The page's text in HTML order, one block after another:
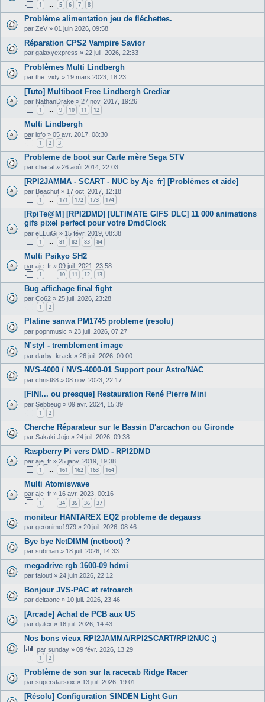
1 5 6 7 8
Problème alimentation jeu de fléchettes.
par ZeV » 01 juin 2026, 09:58
Réparation CPS2 Vampire Savior
par galaxyexpress » 22 juil. 2026, 22:33
Problèmes Multi Lindbergh
par the_vidy » 19 mars 2023, 18:23
[Tuto] Multiboot Free Lindbergh Crediar
par NathanDrake » 27 nov. 2017, 19:26
1 … 9 10 11 12
Multi Lindbergh
par lofo » 05 avr. 2017, 08:30
1 2 3
Probleme de boot sur Carte mère Sega STV
par chacal » 26 août 2014, 22:03
[RPI2JAMMA - SCART - NUC by Aje_fr] [Problèmes et aide]
par Beachut » 17 oct. 2017, 12:18
1 … 171 172 173 174
[RpiTe@M] [RPI2DMD] [ULTIMATE GIFS DLC] 11 000 animations
gifs pixel perfect pour votre DmdClock
par eLLuiGi » 15 févr. 2019, 08:38
1 81 82 83 84
Multi Psikyo SH2
par aje_fr » 09 juil. 2021, 23:58
1 10 11 12 13
Bug affichage final fight
par Co62 » 25 juil. 2026, 23:28
1 2
Platine sanwa PM1745 probleme (resolu)
par popnmusic » 23 juil. 2026, 07:27
N’styl - tremblement image
par darby_krack » 26 juil. 2026, 00:00
NVS-4000 / NVS-4000-01 Support pour Astro/NAC
par christ88 » 08 nov. 2023, 22:17
[FINI... ou presque] Restauration René Pierre Mini
par Sebbeug » 09 avr. 2024, 15:39
1 2
Cherche Réparateur sur le Bassin D'arcachon ou Gironde
par Sakaki-Jojo » 24 juil. 2026, 09:38
Raspberry Pi vers DMD - RPI2DMD
par aje_fr » 25 janv. 2019, 19:38
1 … 161 162 163 164
Multi Atomiswave
par aje_fr » 16 avr. 2023, 00:16
1 … 34 35 36 37
moniteur HANTAREX EQ2 probleme de degauss
par geronimo1979 » 20 juil. 2026, 08:46
Bye bye NetDIMM (netboot) ?
par subman » 18 juil. 2026, 14:33
megadrive rgb 1600-09 hdmi
par falouti » 24 juin 2026, 22:12
Bonjour JVS-PAC et retroarch
par deltaone » 10 juil. 2026, 23:46
[Arcade] Achat de PCB aux US
par djalex » 16 juil. 2026, 14:43
Nos bons vieux RPI2JAMMA/RPI2SCART/RPI2NUC ;)
par sunday » 09 févr. 2026, 13:29
1 2
Problème de son sur la racecab Ridge Racer
par superstarsiox » 13 juil. 2026, 19:01
[Résolu] Configuration SINDEN Light Gun